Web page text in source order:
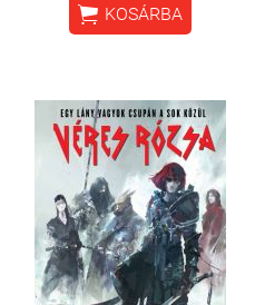
 KOSÁRBA